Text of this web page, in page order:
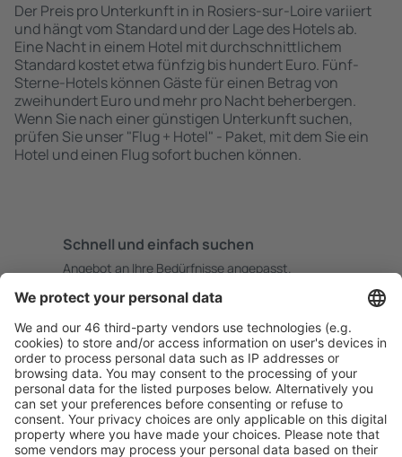
Der Preis pro Unterkunft in in Rosiers-sur-Loire variiert
und hängt vom Standard und der Lage des Hotels ab.
Eine Nacht in einem Hotel mit durchschnittlichem
Standard kostet etwa fünfzig bis hundert Euro. Fünf-
Sterne-Hotels können Gäste für einen Betrag von
zweihundert Euro und mehr pro Nacht beherbergen.
Wenn Sie nach einer günstigen Unterkunft suchen,
prüfen Sie unser "Flug + Hotel" - Paket, mit dem Sie ein
Hotel und einen Flug sofort buchen können.
Schnell und einfach suchen
Angebot an Ihre Bedürfnisse angepasst.
Sicher planen
Buchen ohne Sorgen mit einer kostenlosen
Stornierungsoption.
Mehr sparen
Attraktive Preise und Spezialangebote für eingeloggte
Benutzer.